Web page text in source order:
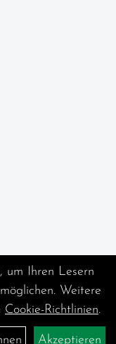
um Ihren Lesern
Weitere
Cookie-Richtlinien.
Akzeptieren